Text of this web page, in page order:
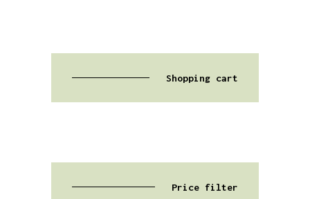
Shopping cart
Price filter